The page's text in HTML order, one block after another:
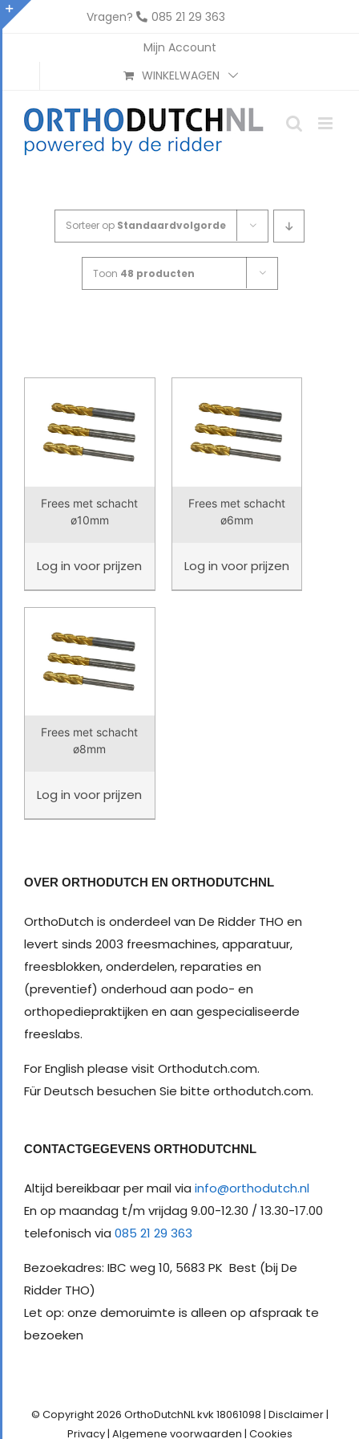
Ga
naar
Vragen?
085 21 29 363
Mijn Account
WINKELWAGEN
Sorteer op Standaardvolgorde
Toon 48 producten
Frees met schacht
ø10mm
Log in voor prijzen
Frees met schacht
ø6mm
Log in voor prijzen
Frees met schacht
ø8mm
Log in voor prijzen
OVER ORTHODUTCH EN ORTHODUTCHNL
OrthoDutch is onderdeel van De Ridder THO en
levert sinds 2003 freesmachines, apparatuur,
freesblokken, onderdelen, reparaties en
(preventief) onderhoud aan podo- en
orthopediepraktijken en aan gespecialiseerde
freeslabs.
For English please visit Orthodutch.com.
Für Deutsch besuchen Sie bitte orthodutch.com.
CONTACTGEGEVENS ORTHODUTCHNL
Altijd bereikbaar per mail via info@orthodutch.nl
En op maandag t/m vrijdag 9.00-12.30 / 13.30-17.00
telefonisch via 085 21 29 363
Bezoekadres: IBC weg 10, 5683 PK Best (bij De
Ridder THO)
Let op: onze demoruimte is alleen op afspraak te
bezoeken
© Copyright2026 OrthoDutchNL kvk 18061098 | Disclaimer|
Privacy| Algemene voorwaarden | Cookies
Area